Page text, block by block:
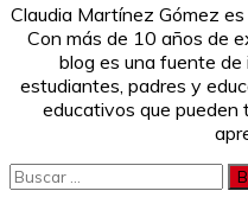
Claudia Martínez Gómez
Con más de 10 años de
blog es una fuente
estudiantes, padres y
educativos que pueden
Buscar: